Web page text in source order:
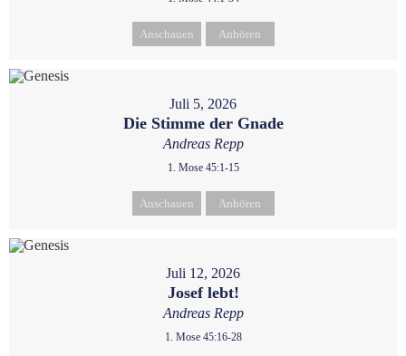
Anschauen Anhören
Juli 5, 2026
Die Stimme der Gnade
Andreas Repp
1. Mose 45:1-15
Anschauen Anhören
Juli 12, 2026
Josef lebt!
Andreas Repp
1. Mose 45:16-28